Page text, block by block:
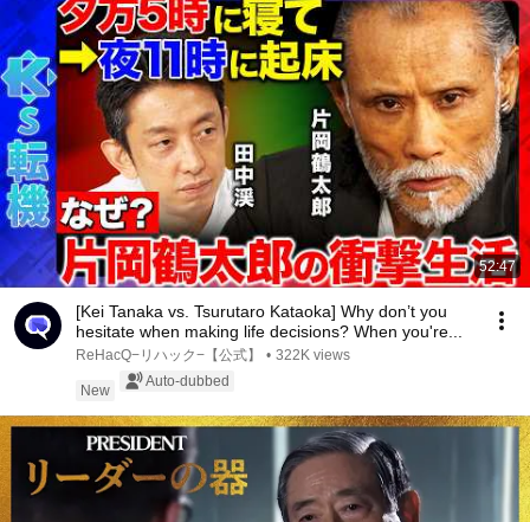
52:47
[Kei Tanaka vs. Tsurutaro Kataoka] Why don’t you
hesitate when making life decisions? When you're...
ReHacQ−リハック−【公式】 • 322K views
New
Auto-dubbed